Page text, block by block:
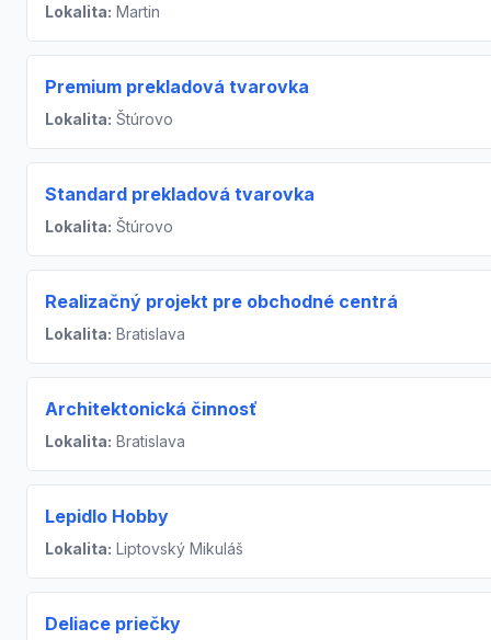
Lokalita: Martin
Premium prekladová tvarovka
Lokalita: Štúrovo
Standard prekladová tvarovka
Lokalita: Štúrovo
Realizačný projekt pre obchodné centrá
Lokalita: Bratislava
Architektonická činnosť
Lokalita: Bratislava
Lepidlo Hobby
Lokalita: Liptovský Mikuláš
Deliace priečky